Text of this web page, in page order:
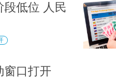
段低位 人民
窗口打开